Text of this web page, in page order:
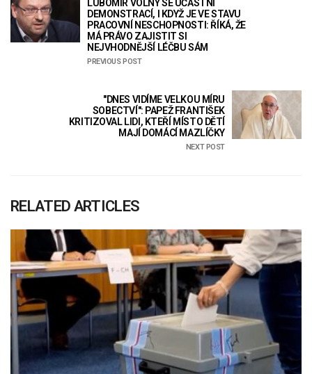
LUBOMÍR VOLNÝ SE ÚČASTNÍ
DEMONSTRACÍ, I KDYŽ JE VE STAVU
PRACOVNÍ NESCHOPNOSTI: ŘÍKÁ, ŽE
MÁ PRÁVO ZAJISTIT SI
NEJVHODNĚJŠÍ LÉČBU SÁM
PREVIOUS POST
"DNES VIDÍME VELKOU MÍRU
SOBECTVÍ": PAPEŽ FRANTIŠEK
KRITIZOVAL LIDI, KTEŘÍ MÍSTO DĚTÍ
MAJÍ DOMÁCÍ MAZLÍČKY
NEXT POST
RELATED ARTICLES